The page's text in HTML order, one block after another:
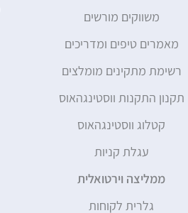
משווקים מורשים
מאמרים טיפים ומדריכים
רשימת מתקינים מומלצים
תקנון התקנות ווסטינגהאוס
קטלוג ווסטינגהאוס
עגלת קניות
ממליצה וירטואלית
גלרית לקוחות